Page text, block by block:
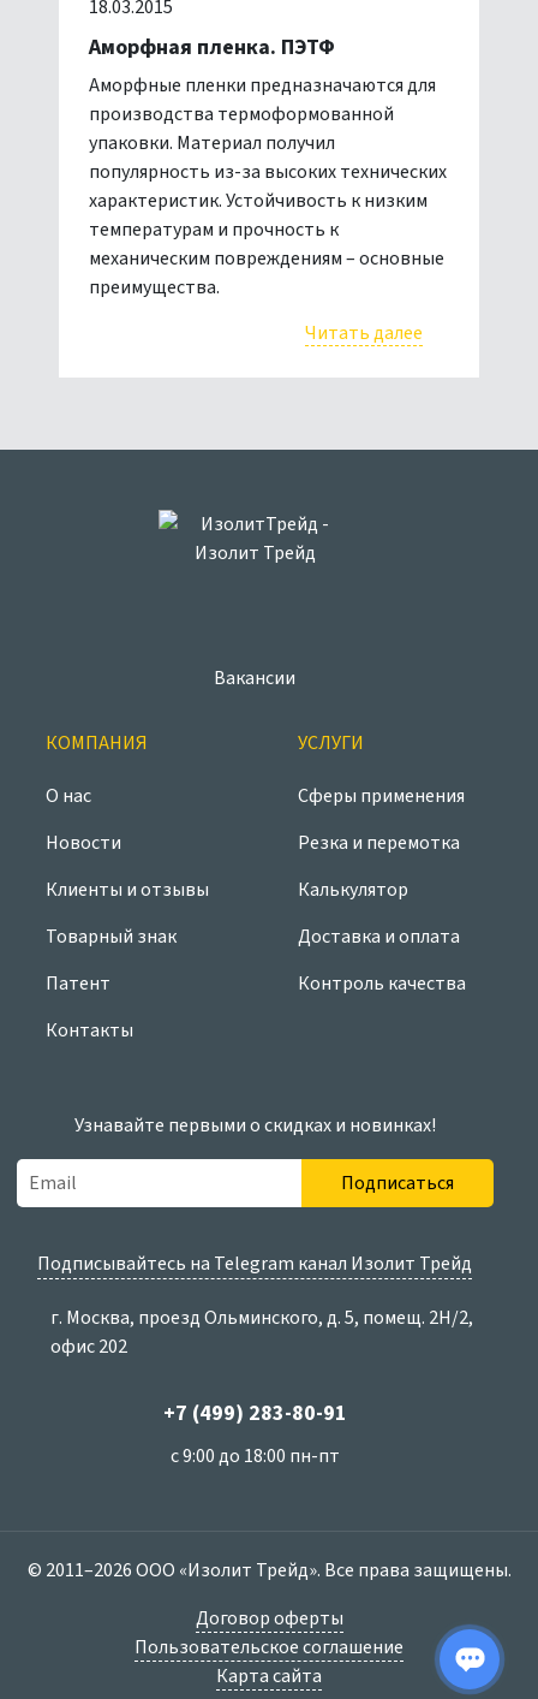
18.03.2015
Аморфная пленка. ПЭТФ
Аморфные пленки предназначаются для
производства термоформованной
упаковки. Материал получил
популярность из-за высоких технических
характеристик. Устойчивость к низким
температурам и прочность к
механическим повреждениям – основные
преимущества.
Читать далее
Вакансии
КОМПАНИЯ
О нас
Новости
Клиенты и отзывы
Товарный знак
Патент
Контакты
УСЛУГИ
Сферы применения
Резка и перемотка
Калькулятор
Доставка и оплата
Контроль качества
Узнавайте первыми о скидках и новинках!
Подписаться
Подписывайтесь на Telegram канал Изолит Трейд
г. Москва, проезд Ольминского, д. 5, помещ. 2Н/2,
офис 202
+7 (499) 283-80-91
с 9:00 до 18:00 пн-пт
© 2011–2026 ООО «Изолит Трейд». Все права защищены.
Договор оферты
Пользовательское соглашение
Карта сайта